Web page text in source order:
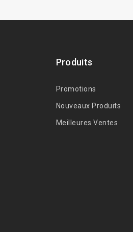
Produits
Promotions
Nouveaux Produits
Meilleures Ventes